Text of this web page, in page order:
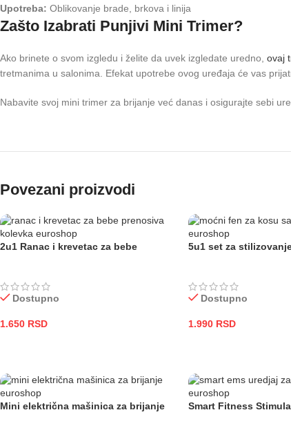
Upotreba: Oblikovanje brade, brkova i linija
Zašto Izabrati Punjivi Mini Trimer?
Ako brinete o svom izgledu i želite da uvek izgledate uredno, ovaj
tretmanima u salonima. Efekat upotrebe ovog uređaja će vas
Nabavite svoj mini trimer za brijanje već danas i osigurajte sebi
Povezani proizvodi
2u1 Ranac i krevetac za bebe
Dostupno
1.650 RSD
5u1 set za
Dostupno
1.990 RSD
Mini električna mašinica za brijanje Smart Fitness